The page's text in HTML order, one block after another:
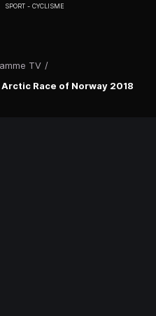
TV /
Arctic Race of Norway 2018
SPORT CYCLISME